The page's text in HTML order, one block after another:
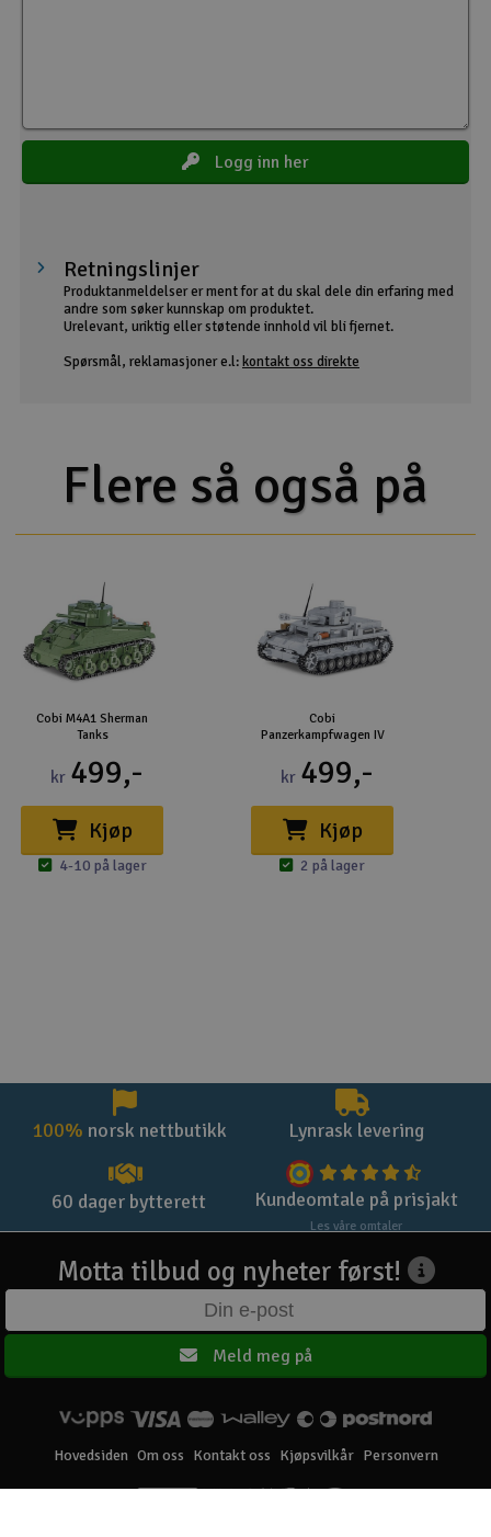
Logg inn her
Retningslinjer
Produktanmeldelser er ment for at du skal dele din erfaring med
andre som søker kunnskap om produktet.
Urelevant, uriktig eller støtende innhold vil bli fjernet.
Spørsmål, reklamasjoner e.l: kontakt oss direkte
Flere så også på
Cobi M4A1 Sherman
Tanks
kr 499,-
Kjøp
4-10 på lager
Cobi
Panzerkampfwagen IV
kr 499,-
Kjøp
2 på lager
100% norsk nettbutikk Lynrask levering
60 dager bytterett Kundeomtale på prisjakt
Les våre omtaler
Motta tilbud og nyheter først!
Meld meg på
Hovedsiden Om oss Kontakt oss Kjøpsvilkår Personvern